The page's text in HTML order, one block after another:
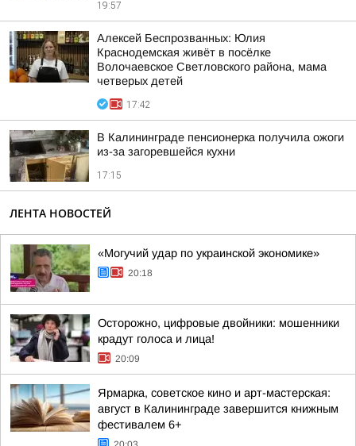
19:57
Алексей Беспрозванных: Юлия
Краснодемская живёт в посёлке
Волочаевское Светловского района, мама
четверых детей
17:42
В Калининграде пенсионерка получила ожоги
из-за загоревшейся кухни
17:15
ЛЕНТА НОВОСТЕЙ
«Могучий удар по украинской экономике»
20:18
Осторожно, цифровые двойники: мошенники
крадут голоса и лица!
20:09
Ярмарка, советское кино и арт-мастерская:
август в Калининграде завершится книжным
фестивалем 6+